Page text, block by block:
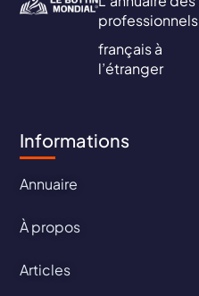
professionnels
français à
l’étranger
Informations
Annuaire
À propos
Articles